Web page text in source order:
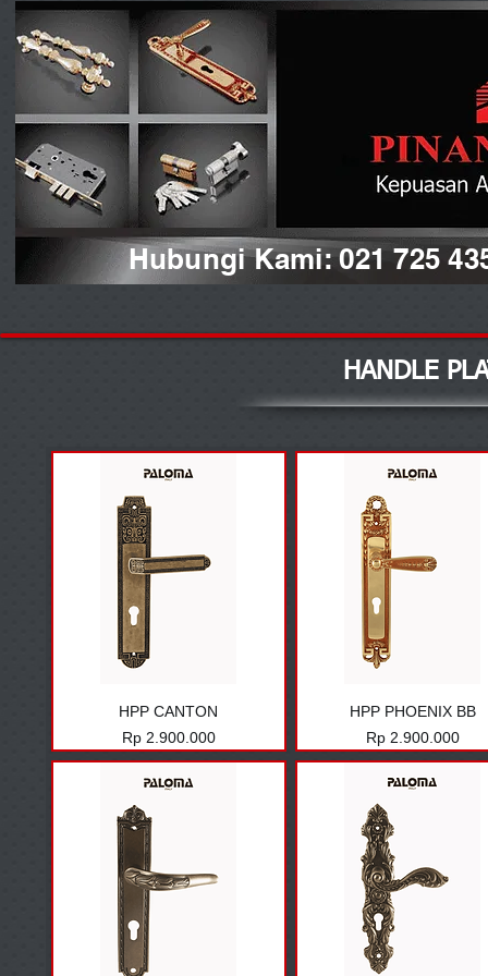
Hubungi Kami: 021 725
HANDLE
HPP CANTON
Harga
Rp 2.900.000
HPP PHOENIX BB
Harga
Rp 2.900.000